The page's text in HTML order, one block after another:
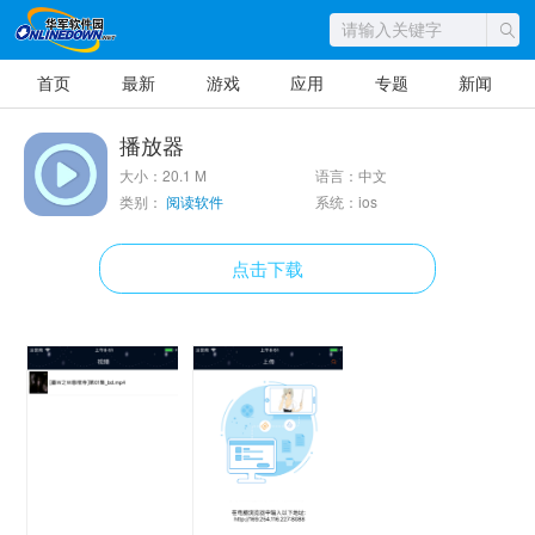
首页 最新 游戏 应用 专题 新闻
播放器
大小：20.1 M
语言：中文
类别： 阅读软件 系统：ios
点击下载